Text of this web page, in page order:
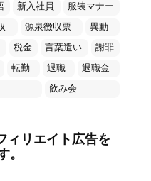
新入社員
服装マナー
源泉徴収票
異動
税金 言葉遣い
謝罪
転勤 退職
退職金
飲み会
ィリエイト広告を
。